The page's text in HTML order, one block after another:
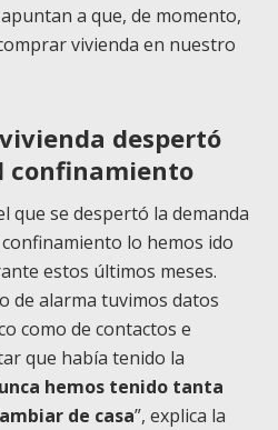
a que, de momento,
vivienda en nuestro
despertó
confinamiento
que se despertó la demanda
lo hemos ido
estos últimos meses.
de alarma tuvimos datos
como de contactos e
que había tenido la
hemos tenido tanta
de casa”, explica la